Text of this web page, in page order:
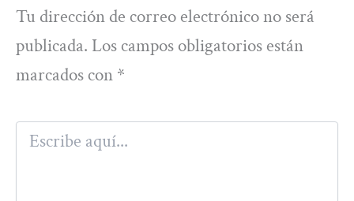
Tu dirección de correo electrónico no será
publicada. Los campos obligatorios están
marcados con *
Escribe
aquí...